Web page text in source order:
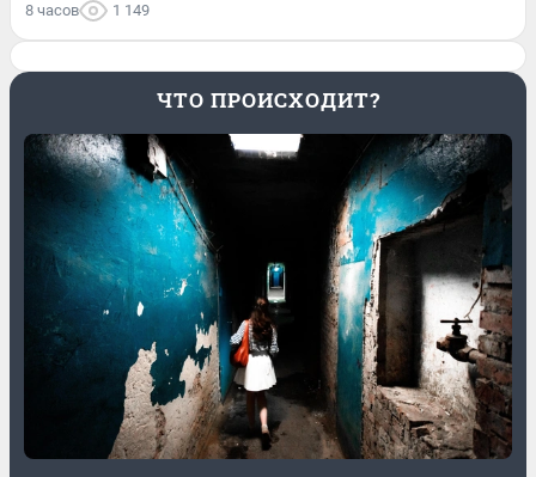
8 часов 1 149
ЧТО ПРОИСХОДИТ?